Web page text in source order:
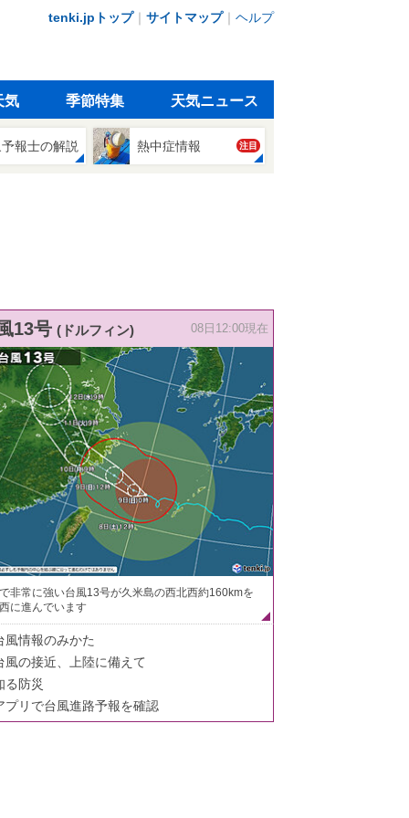
tenki.jpトップ｜ サイトマップ｜ ヘルプ
気 季節特集 天気ニュース
報士の解説 熱中症情報 注目
13号 (ドルフィン) 08日12:00現在
非常に強い台風13号が久米島の西北西約160kmを
に進んでいます
風情報のみかた
風の接近、上陸に備えて
る防災
プリで台風進路予報を確認